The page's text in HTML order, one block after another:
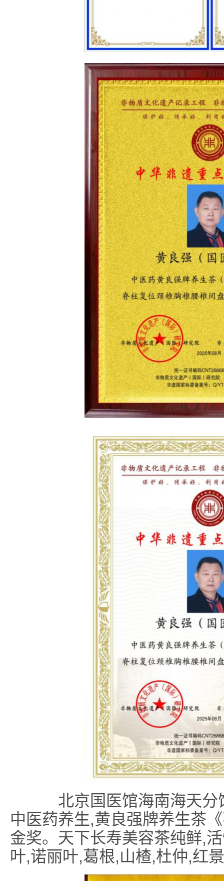
北京国医馆海南海天
中医药养生,黄良强牌养生茶
金奖。天下长寿美容茶纯鲜,
叶,诺丽叶,葛根,山楂,杜仲,红